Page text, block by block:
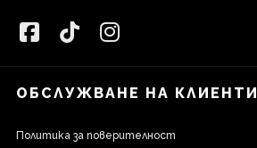
ОБСЛУЖВАНЕ НА КЛИЕНТИ
Политика за поверителност